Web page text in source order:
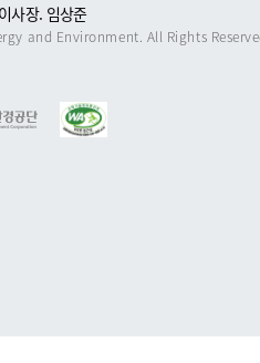
이사장. 임상준
and Environment. All Rights